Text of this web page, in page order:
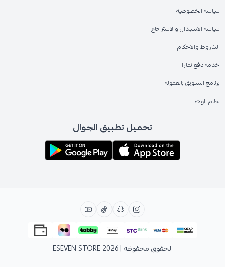
سياسة الخصوصية
سياسة الاستبدال والاسترجاع
الشروط والاحكام
خدمة دفع تمارا
برنامج التسويق بالعمولة
نظام الولاء
تحميل تطبيق الجوال
الحقوق محفوظة | 2026 ESEVEN STORE